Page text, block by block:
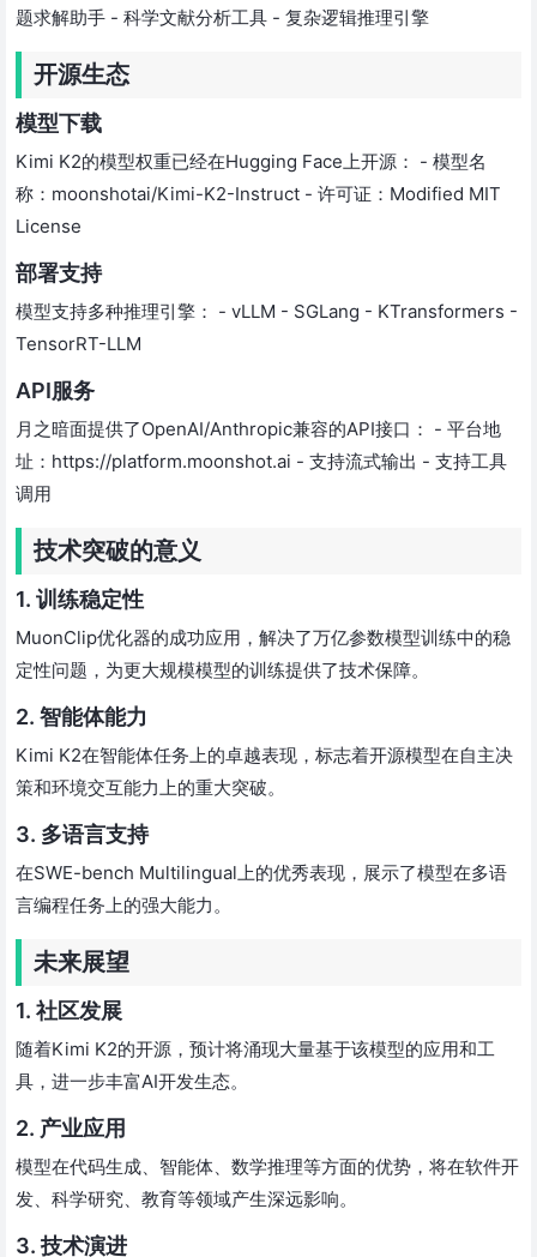
题求解助手 - 科学文献分析工具 - 复杂逻辑推理引擎
开源生态
模型下载
Kimi K2的模型权重已经在Hugging Face上开源： - 模型名
称：moonshotai/Kimi-K2-Instruct - 许可证：Modified MIT
License
部署支持
模型支持多种推理引擎： - vLLM - SGLang - KTransformers -
TensorRT-LLM
API服务
月之暗面提供了OpenAI/Anthropic兼容的API接口： - 平台地
址：https://platform.moonshot.ai - 支持流式输出 - 支持工具
调用
技术突破的意义
1. 训练稳定性
MuonClip优化器的成功应用，解决了万亿参数模型训练中的稳
定性问题，为更大规模模型的训练提供了技术保障。
2. 智能体能力
Kimi K2在智能体任务上的卓越表现，标志着开源模型在自主决
策和环境交互能力上的重大突破。
3. 多语言支持
在SWE-bench Multilingual上的优秀表现，展示了模型在多语
言编程任务上的强大能力。
未来展望
1. 社区发展
随着Kimi K2的开源，预计将涌现大量基于该模型的应用和工
具，进一步丰富AI开发生态。
2. 产业应用
模型在代码生成、智能体、数学推理等方面的优势，将在软件开
发、科学研究、教育等领域产生深远影响。
3. 技术演进